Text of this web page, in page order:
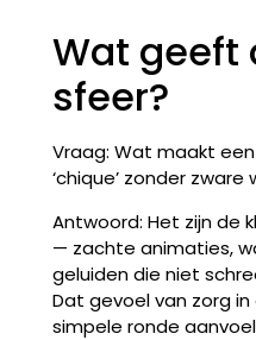
Wat geeft
sfeer?
Vraag: Wat maakt
‘chique’ zonder zware
Antwoord: Het zijn de
— zachte animaties,
geluiden die niet
Dat gevoel van zorg
simpele ronde